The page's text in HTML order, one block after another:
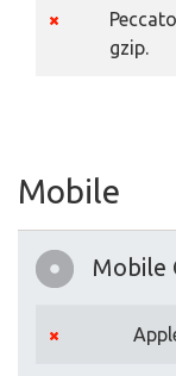
gzip.
Mobile
Mobile